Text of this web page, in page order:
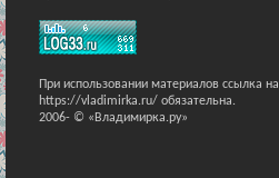
При использовании материалов ссылка на
https://vladimirka.ru/ обязательна.
2006- © «Владимирка.ру»